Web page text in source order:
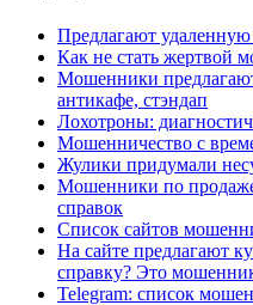
Предлагают
Как не стать жертвой
Мошенники
антикафе, стэндап
Лохотроны:
Мошенничество с
Жулики придумали
Мошенники по
справок
Список сайтов
На сайте предлагают
справку? Это
Telegram: список